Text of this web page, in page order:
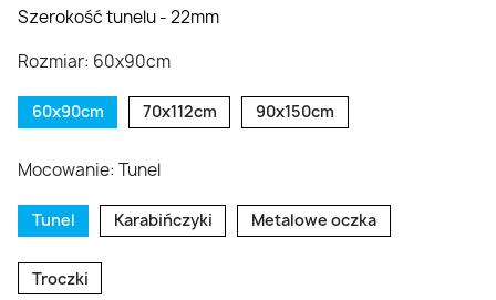
Szerokość tunelu - 22mm
Rozmiar: 60x90cm
60x90cm 70x112cm 90x150cm
Mocowanie: Tunel
Tunel Karabińczyki Metalowe oczka
Troczki